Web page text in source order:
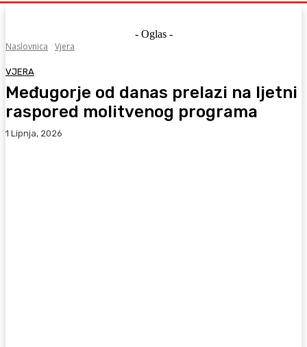
- Oglas -
Naslovnica
Vjera
VJERA
Međugorje od danas prelazi na ljetni
raspored molitvenog programa
1 Lipnja, 2026